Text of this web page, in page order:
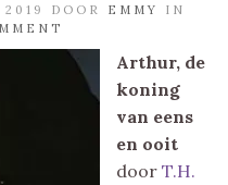
DOOR EMMY
IN
Arthur, de
koning
van eens
en ooit
door T.H.